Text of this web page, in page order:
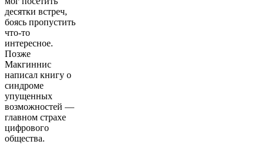
десятки встреч,
боясь пропустить
что-то
интересное.
Позже
Макгиннис
написал книгу о
синдроме
упущенных
возможностей —
главном страхе
цифрового
общества.